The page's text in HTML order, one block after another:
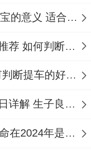
移徙、纳财、开
累跟事业开拓密
2024年农历12月吉日对宝宝的意义 适合龙年宝宝出生的日子有哪些
龙年12月出生宝宝的吉日推荐 如何判断吉日是否适合宝宝
2025年提车吉日解析 如何判断提车的好日子
农历甲辰龙年12月生子吉日详解 生子良辰的影响因素
辛金2024年财官年，辛金命在2024年是财官年还是财印年